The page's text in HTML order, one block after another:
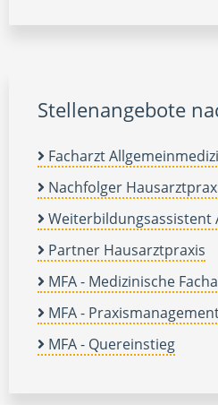
Stellenangebote
Facharzt
Nachfolger
Weiterbildungsassistent
Partner Hausarztpraxis
MFA - Medizinische
MFA -
MFA - Quereinstieg